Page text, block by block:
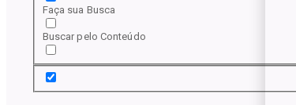
Faça sua Busca
Buscar pelo Conteúdo